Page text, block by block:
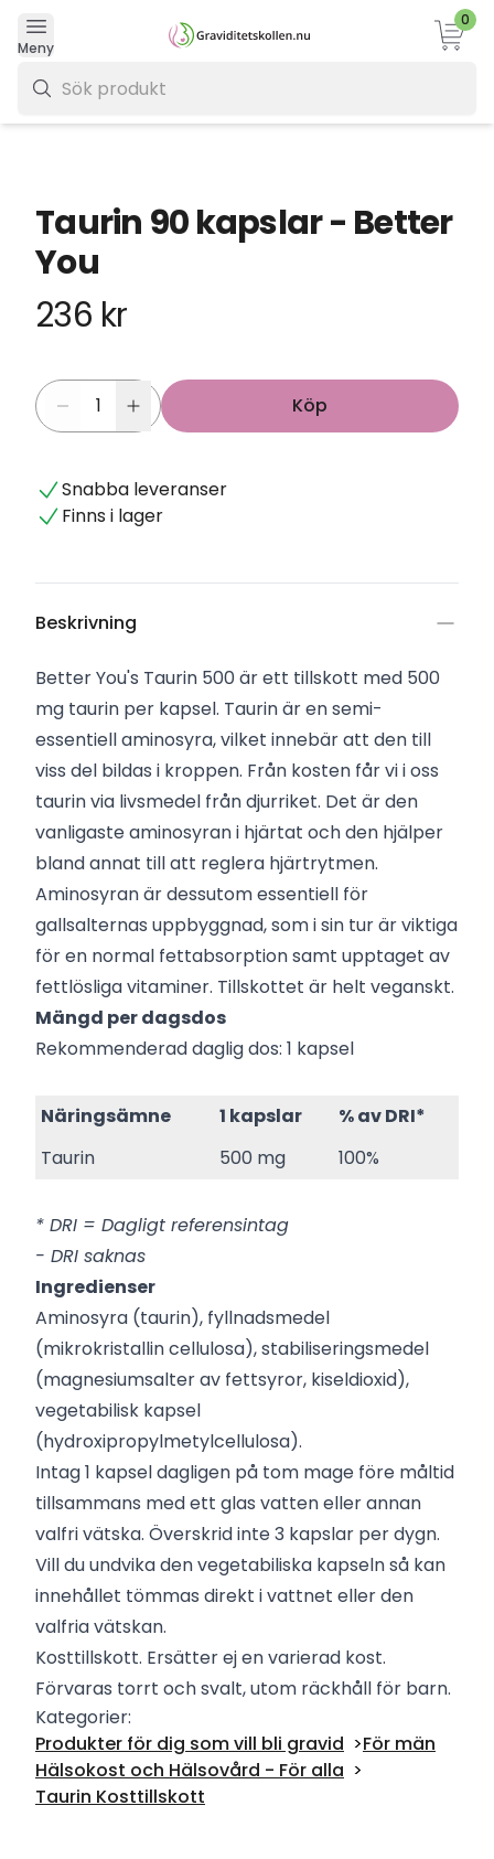
Meny
0
Taurin 90 kapslar - Better
You
236 kr
Köp
Snabba leveranser
Finns i lager
Beskrivning
Better You's Taurin 500 är ett tillskott med 500
mg taurin per kapsel. Taurin är en semi-
essentiell aminosyra, vilket innebär att den till
viss del bildas i kroppen. Från kosten får vi i oss
taurin via livsmedel från djurriket. Det är den
vanligaste aminosyran i hjärtat och den hjälper
bland annat till att reglera hjärtrytmen.
Aminosyran är dessutom essentiell för
gallsalternas uppbyggnad, som i sin tur är viktiga
för en normal fettabsorption samt upptaget av
fettlösliga vitaminer. Tillskottet är helt veganskt.
Mängd per dagsdos
Rekommenderad daglig dos: 1 kapsel
Näringsämne 1 kapslar
% av DRI*
Taurin
500 mg 100%
* DRI = Dagligt referensintag
- DRI saknas
Ingredienser
Aminosyra (taurin), fyllnadsmedel
(mikrokristallin cellulosa), stabiliseringsmedel
(magnesiumsalter av fettsyror, kiseldioxid),
vegetabilisk kapsel
(hydroxipropylmetylcellulosa).
Intag 1 kapsel dagligen på tom mage före måltid
tillsammans med ett glas vatten eller annan
valfri vätska. Överskrid inte 3 kapslar per dygn.
Vill du undvika den vegetabiliska kapseln så kan
innehållet tömmas direkt i vattnet eller den
valfria vätskan.
Kosttillskott. Ersätter ej en varierad kost.
Förvaras torrt och svalt, utom räckhåll för barn.
Kategorier:
Produkter för dig som vill bli gravid
För män
Hälsokost och Hälsovård - För alla
Taurin Kosttillskott